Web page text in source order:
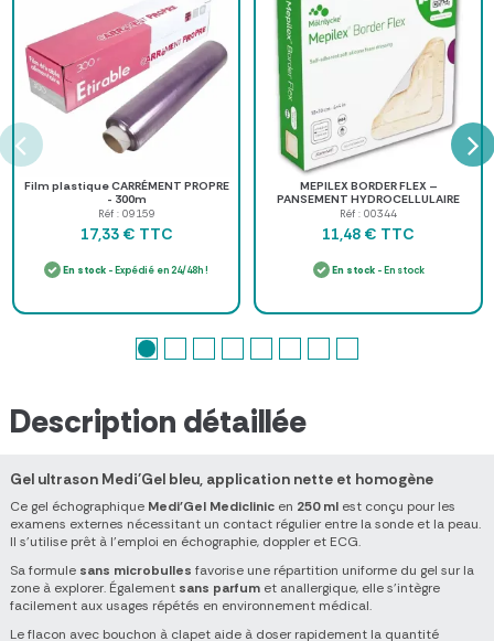
Film plastique CARRÉMENT PROPRE
- 300m
Réf : 09159
17,33 € TTC
En stock - Expédié en 24/48h !
MEPILEX BORDER FLEX –
PANSEMENT HYDROCELLULAIRE
SOUPLE 10 × 10 CM
Réf : 00344
11,48 € TTC
En stock- En stock
Description détaillée
Gel ultrason Medi'Gel bleu, application nette et homogène
Ce gel échographique Medi'Gel Mediclinic en 250 ml est conçu pour les
examens externes nécessitant un contact régulier entre la sonde et la peau.
Il s'utilise prêt à l'emploi en échographie, doppler et ECG.
Sa formule sans microbulles favorise une répartition uniforme du gel sur la
zone à explorer. Également sans parfum et anallergique, elle s'intègre
facilement aux usages répétés en environnement médical.
Le flacon avec bouchon à clapet aide à doser rapidement la quantité